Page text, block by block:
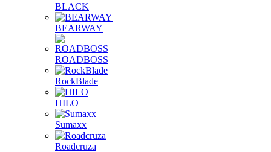
BLACK
BEARWAY
ROADBOSS
RockBlade
HILO
Sumaxx
Roadcruza